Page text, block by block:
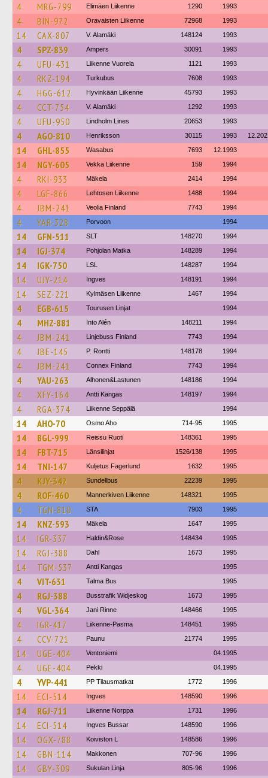
4 MRG-799 Elimäen Liikenne 1290 1993
4 BIN-972 Oravaisten Liikenne 72968 1993
14 CAX-807 V. Alamäki 148124 1993
4 SPZ-839 Ampers 30091 1993
4 UFU-431 Liikenne Vuorela 1121 1993
4 RKZ-194 Turkubus 7608 1993
4 HGG-612 Hyvinkään Liikenne 45793 1993
4 CCT-754 V. Alamäki 1292 1993
4 UFU-950 Lindholm Lines 20653 1993
4 AGO-810 Henriksson 30115 1993
14 GHL-855 Wasabus 7693 12.1993
14 NGY-605 Vekka Liikenne 159 1994
4 RKI-933 Mäkela 2414 1994
4 LGF-866 Lehtosen Liikenne 1488 1994
4 JBM-241 Veolia Finland 7743 1994
4 YAR-328 Porvoon 1994
14 GFN-511 SLT 148270 1994
14 IGJ-374 Pohjolan Matka 148289 1994
14 IGK-750 LSL 148287 1994
14 UJY-214 Ingves 148191 1994
14 SEZ-221 Kylmäsen Liikenne 1467 1994
4 EGB-615 Tourusen Linjat 1994
4 MHZ-881 Into Alén 148211 1994
4 JBM-241 Linjebuss Finland 7743 1994
4 JBE-145 P. Rontti 148178 1994
4 JBM-241 Connex Finland 7743 1994
4 YAU-263 Alhonen&Lastunen 148186 1994
4 XFY-164 Antti Kangas 148197 1994
4 RGA-374 Liikenne Seppälä 1994
14 AHO-70 Osmo Aho 714-95 1995
14 BGL-999 Reissu Ruoti 148361 1995
14 FBT-715 Länsilinjat 1526/138 1995
14 TNI-147 Kuljetus Fagerlund 1632 1995
4 KJY-342 Sundellbus 22239 1995
4 ROF-460 Mannerkiven Liikenne 148321 1995
4 TGN-810 STA 7903 1995
14 KNZ-593 Mäkela 1647 1995
14 IGR-337 Haldin&Rose 148434 1995
14 RGJ-388 Dahl 1673 1995
14 TGM-537 Antti Kangas 1995
4 VIT-631 Talma Bus 1995
4 RGJ-388 Busstrafik Widjeskog 1673 1995
4 VGL-364 Jani Rinne 148466 1995
4 IGR-417 Liikenne-Pasma 148451 1995
4 CCV-721 Paunu 21774 1995
14 UGE-404 Ventoniemi 04.1995
4 UGE-404 Pekki 04.1995
4 YVP-441 PP Tilausmatkat 1772 1996
14 ECI-514 Ingves 148590 1996
14 RGJ-711 Liikenne Norppa 1731 1996
14 ECI-514 Ingves Bussar 148590 1996
14 OGX-788 Koiviston L 148586 1996
14 GBN-114 Makkonen 707-96 1996
14 GBY-309 Sukulan Linja 805-96 1996